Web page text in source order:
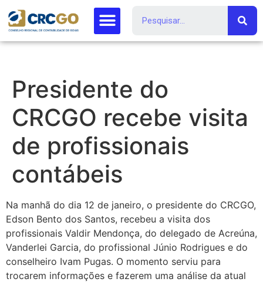
Presidente do
CRCGO recebe visita
de profissionais
contábeis
Na manhã do dia 12 de janeiro, o presidente do CRCGO,
Edson Bento dos Santos, recebeu a visita dos
profissionais Valdir Mendonça, do delegado de Acreúna,
Vanderlei Garcia, do profissional Júnio Rodrigues e do
conselheiro Ivam Pugas. O momento serviu para
trocarem informações e fazerem uma análise da atual